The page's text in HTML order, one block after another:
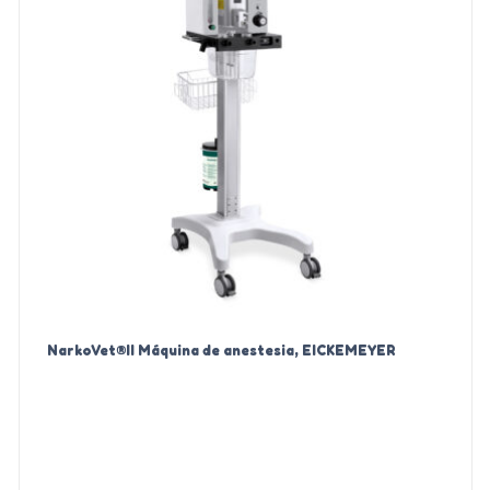
NarkoVet®II Máquina de anestesia, EICKEMEYER